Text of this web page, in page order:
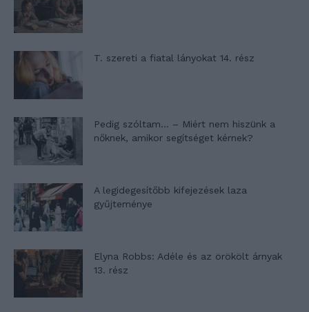
T. szereti a fiatal lányokat 14. rész
Pedig szóltam… – Miért nem hiszünk a
nőknek, amikor segítséget kérnek?
A legidegesítőbb kifejezések laza
gyűjteménye
Elyna Robbs: Adéle és az örökölt árnyak
13. rész